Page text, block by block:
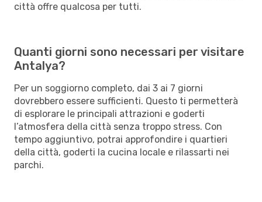
città offre qualcosa per tutti.
Quanti giorni sono necessari per visitare
Antalya?
Per un soggiorno completo, dai 3 ai 7 giorni
dovrebbero essere sufficienti. Questo ti permetterà
di esplorare le principali attrazioni e goderti
l’atmosfera della città senza troppo stress. Con
tempo aggiuntivo, potrai approfondire i quartieri
della città, goderti la cucina locale e rilassarti nei
parchi.